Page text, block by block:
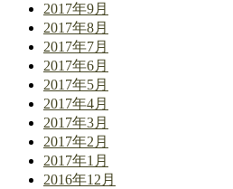
2017年9月
2017年8月
2017年7月
2017年6月
2017年5月
2017年4月
2017年3月
2017年2月
2017年1月
2016年12月